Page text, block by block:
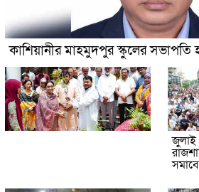
কাশিয়ানীর মাহমুদপুর স্কুলের সভাপতি
জুলাই